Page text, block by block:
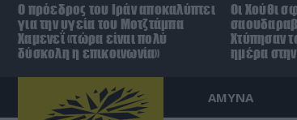
Ο πρόεδρος του Ιράν αποκαλύπτει
για την υγεία του Μοτζτάμπα
Χαμενεΐ «τώρα είναι πολύ
δύσκολη η επικοινωνία»
Οι Χούθι
Χτύπησαν
ημέρα
ΑΜΥΝΑ